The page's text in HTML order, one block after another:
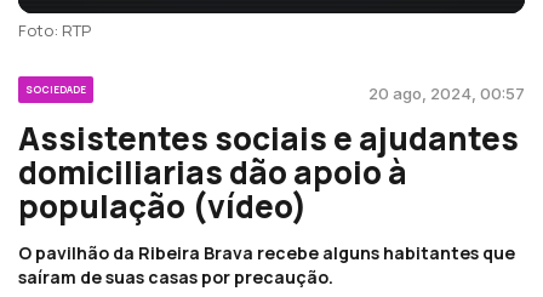
Foto: RTP
SOCIEDADE 20 ago, 2024, 00:57
Assistentes sociais e ajudantes
domiciliarias dão apoio à
população (vídeo)
O pavilhão da Ribeira Brava recebe alguns habitantes que
saíram de suas casas por precaução.